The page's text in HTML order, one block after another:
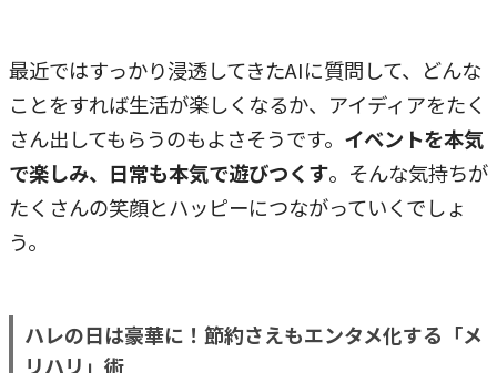
最近ではすっかり浸透してきたAIに質問して、どんな
ことをすれば生活が楽しくなるか、アイディアをたく
さん出してもらうのもよさそうです。 イベントを本気
で楽しみ、日常も本気で遊びつくす。そんな気持ちが
たくさんの笑顔とハッピーにつながっていくでしょ
う。
ハレの日は豪華に！節約さえもエンタメ化する「メ
リハリ」術